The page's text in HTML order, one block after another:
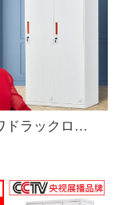
奈高ワワドラックロッカーロッカーに鍵をかけて寮のロッカーの浴室係のロッカーを持っています。二ドアの更衣室の純白豪華な厚手のオレンジの取っ手です。